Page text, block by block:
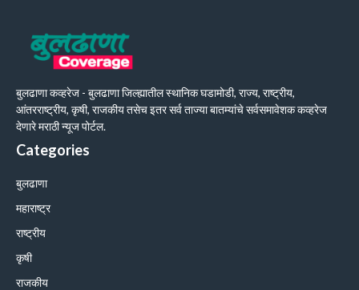
बुलढाणा कव्हरेज - बुलढाणा जिल्ह्यातील स्थानिक घडामोडी, राज्य, राष्ट्रीय,
आंतरराष्ट्रीय, कृषी, राजकीय तसेच इतर सर्व ताज्या बातम्यांचे सर्वसमावेशक कव्हरेज
देणारे मराठी न्यूज पोर्टल.
Categories
बुलढाणा
महाराष्ट्र
राष्ट्रीय
कृषी
राजकीय